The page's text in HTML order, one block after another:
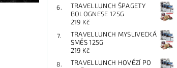
TRAVELLUNCH ŠPAGETY
BOLOGNESE 125G
219 Kč
TRAVELLUNCH MYSLIVECKÁ
SMĚS 125G
219 Kč
TRAVELLUNCH HOVĚZÍ PO